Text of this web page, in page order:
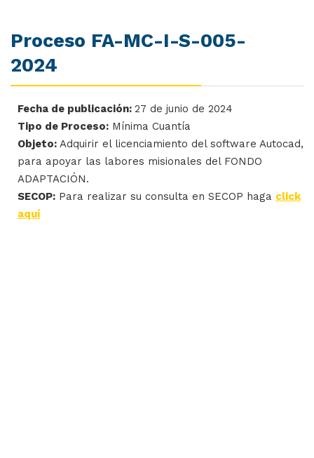
Proceso FA-MC-I-S-005-
2024
Fecha de publicación: 27 de junio de 2024
Tipo de Proceso: Mínima Cuantía
Objeto: Adquirir el licenciamiento del software Autocad,
para apoyar las labores misionales del FONDO
ADAPTACIÓN.
SECOP: Para realizar su consulta en SECOP haga click
aquí